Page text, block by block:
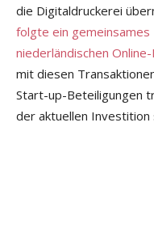
die Digitaldruckerei
folgte ein
niederländischen
mit diesen
Start-up-Beteiligungen
der aktuellen Investition